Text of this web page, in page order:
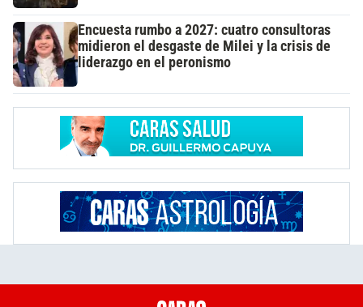
Encuesta rumbo a 2027: cuatro consultoras
midieron el desgaste de Milei y la crisis de
liderazgo en el peronismo